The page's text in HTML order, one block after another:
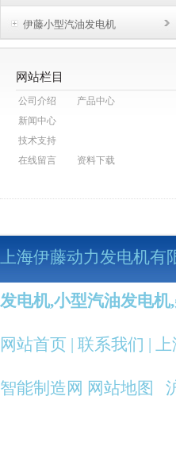
伊藤小型汽油发电机
网站栏目
公司介绍
产品中心
新闻中心
技术支持
在线留言
资料下载
上海伊藤动力发电机
发电机,小型汽油发电
网站首页 联系我们 |
智能制造网 网站地图